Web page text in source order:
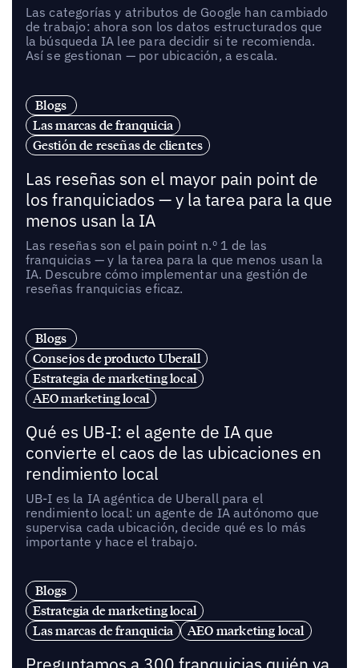
Las categorías y atributos de Google han cambiado
de trabajo: ahora son los datos estructurados que
la búsqueda IA lee para decidir si te recomienda.
Así se gestionan — por ubicación, a escala.
Blogs
Las marcas de franquicia
Gestión de reseñas de clientes
Las reseñas son el mayor pain point de
los franquiciados — y la tarea para la que
menos usan la IA
Las reseñas son el pain point n.º 1 de las
franquicias — y la tarea para la que menos usan la
IA. Descubre cómo implementar una gestión de
reseñas franquicias eficaz.
Blogs
Consejos de producto Uberall
Estrategia de marketing local
AEO marketing local
Qué es UB-I: el agente de IA que
convierte el caos de las ubicaciones en
rendimiento local
UB-I es la IA agéntica de Uberall para el
rendimiento local: un agente de IA autónomo que
supervisa cada ubicación, decide qué es lo más
importante y hace el trabajo.
Blogs
Estrategia de marketing local
Las marcas de franquicia
AEO marketing local